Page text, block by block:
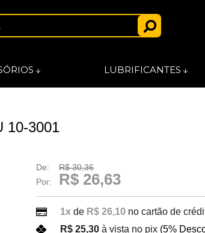
LUBRIFICANTES
10-3001
De:
R$ 30,36
Por:
R$ 26,63
1x de R$ 26,10 no cartão de
R$ 25,30à vista no pix (5%